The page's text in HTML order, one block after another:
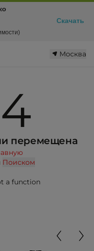
Москва
перемещена
Поиском
a function
Скачать